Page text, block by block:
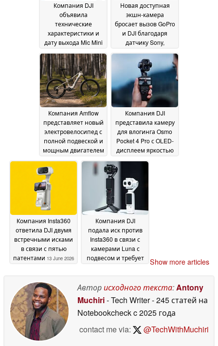
Компания DJI
объявила
технические
характеристики и
дату выхода Mic Mini
запись и поддержка
4 каналов в самом
миниатюрном
беспроводном
микрофоне26 June 2026
Новая доступная
экшн-камера
бросает вызов GoPro
и DJI благодаря
датчику Sony,
50 кадрах в секунду и
технологии Gyroflow
— и все это за
половину цены
June 2026
Компания Amflow
представляет новый
электровелосипед с
полной подвеской и
мощным двигателем
25 June 2026
Компания DJI
представила камеру
для влогинга Osmo
Pocket 4 Pro с OLED-
дисплеем яркостью
кратным зумом
June 2026
Компания Insta360
ответила DJI двумя
встречными исками
в связи с пятью
патентами 13 June 2026
Компания DJI
подала иск против
Insta360 в связи с
камерами Luna с
подвесом и требует
June 2026
Show more articles
Авторисходного текста: Antony
Muchiri- Tech Writer- 245 статей на
Notebookcheckc 2025 года
contact me via:
@TechWithMuchiri